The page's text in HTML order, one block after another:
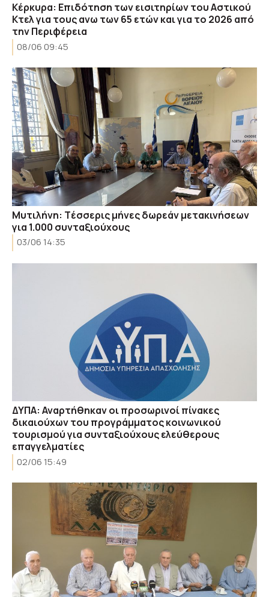
Κέρκυρα: Επιδότηση των εισιτηρίων του Αστικού
Κτελ για τους ανω των 65 ετών και για το 2026 από
την Περιφέρεια
08/06 09:45
Μυτιλήνη: Tέσσερις μήνες δωρεάν μετακινήσεων
για 1.000 συνταξιούχους
03/06 14:35
ΔΥΠΑ: Αναρτήθηκαν οι προσωρινοί πίνακες
δικαιούχων του προγράμματος κοινωνικού
τουρισμού για συνταξιούχους ελεύθερους
επαγγελματίες
02/06 15:49